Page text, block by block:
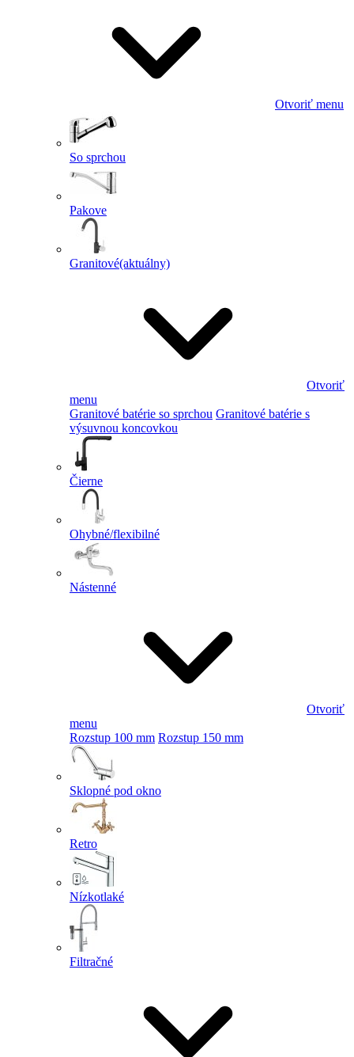
Otvoriť menu
So sprchou
Pakove
Granitové(aktuálny)
Otvoriť
menu
Granitové batérie so sprchou Granitové batérie s
výsuvnou koncovkou
Čierne
Ohybné/flexibilné
Nástenné
Otvoriť
menu
Rozstup 100 mm Rozstup 150 mm
Sklopné pod okno
Retro
Nízkotlaké
Filtračné